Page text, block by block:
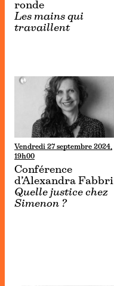
ronde
Les mains qui
travaillent
Vendredi 27 septembre 2024,
19h00
Conférence
d’Alexandra Fabbri
Quelle justice chez
Simenon ?